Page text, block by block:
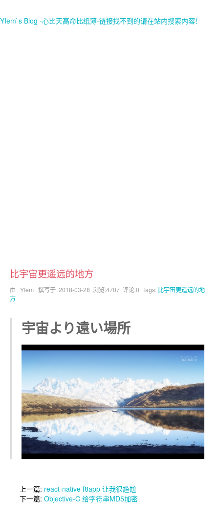
YIem`s Blog -心比天高命比纸薄-链接找不到的请在站内搜索内容！
比宇宙更遥远的地方
由 YIem 撰写于 2018-03-28 浏览:4707 评论:0 Tags: 比宇宙更遥远的地
方
宇宙より遠い場所
上一篇: react-native f8app 让我很尴尬
下一篇: Objective-C 给字符串MD5加密